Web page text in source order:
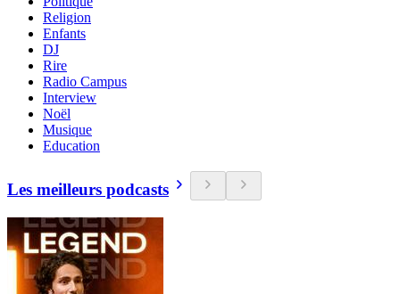
Religion
Enfants
DJ
Rire
Radio Campus
Interview
Noël
Musique
Education
Les meilleurs podcasts